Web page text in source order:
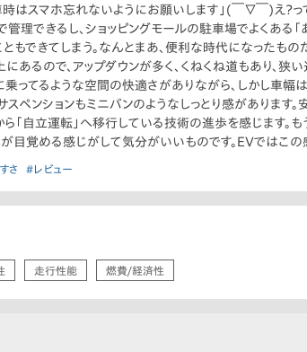
はスマホ忘れないようにお願いします」(￣▽￣)え？っ
できるし、ショッピングモールの駐車場でよくある「
もできてしまう。なんとまあ、便利な時代になったも
あるので、アップダウンが多く、くねくね道もあり、狭
ってるような空間の快適さがありながら、しかし車幅
ペンションもミニバンのようなしっとり感があります
「自立運転」へ移行している技術の進歩を感じます。
目覚める感じがして気分がいいものです。EVではこの
さ #レビュー
走行性能 燃費/経済性